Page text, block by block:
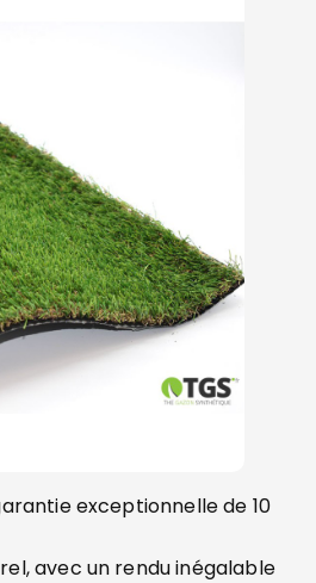
exceptionnelle de 10
avec un rendu inégalable